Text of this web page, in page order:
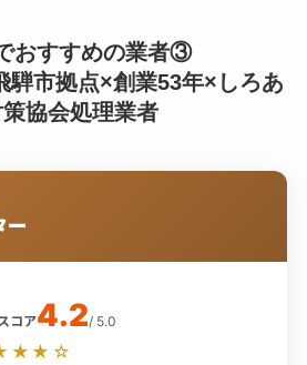
おすすめの業者③
騨市拠点×創業53年×しろあ
策協会処理業者
ー
コア4.2/ 5.0